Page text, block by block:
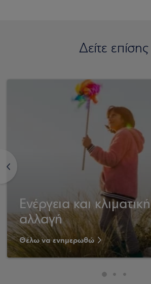
Δείτε επίσης
<
Ενέργεια και κλιματική
αλλαγή
Θέλω να ενημερωθώ